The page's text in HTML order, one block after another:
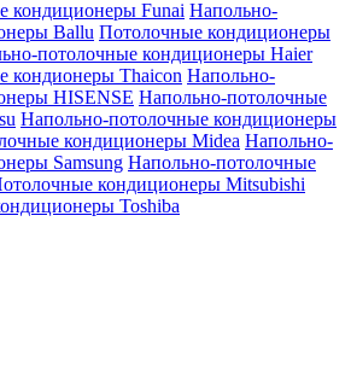
кондиционеры Funai Напольно-
Ballu Потолочные кондиционеры
потолочные кондиционеры Haier
кондионеры Thaicon Напольно-
HISENSE Напольно-потолочные
Напольно-потолочные кондиционеры
кондиционеры Midea Напольно-
Samsung Напольно-потолочные
кондиционеры Mitsubishi
Toshiba